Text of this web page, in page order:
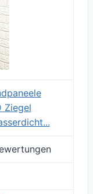
Ziegel